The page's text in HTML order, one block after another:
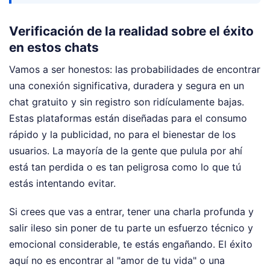
Verificación de la realidad sobre el éxito
en estos chats
Vamos a ser honestos: las probabilidades de encontrar
una conexión significativa, duradera y segura en un
chat gratuito y sin registro son ridículamente bajas.
Estas plataformas están diseñadas para el consumo
rápido y la publicidad, no para el bienestar de los
usuarios. La mayoría de la gente que pulula por ahí
está tan perdida o es tan peligrosa como lo que tú
estás intentando evitar.
Si crees que vas a entrar, tener una charla profunda y
salir ileso sin poner de tu parte un esfuerzo técnico y
emocional considerable, te estás engañando. El éxito
aquí no es encontrar al "amor de tu vida" o una